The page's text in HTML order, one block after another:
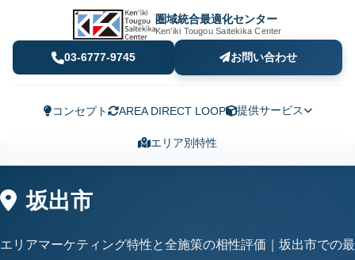
圏域統合最適化センター
Ken'iki Tougou Saitekika Center
03-6777-9745 お問い合わせ
コンセプト AREA DIRECT LOOP 提供サービス
エリア別特性
坂出市
エリアマーケティング特性と全施策の相性評価｜坂出市での最